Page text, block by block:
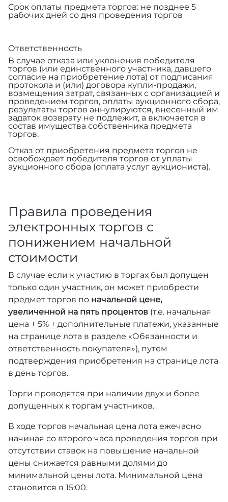
Срок оплаты предмета торгов: не позднее 5
рабочих дней со дня проведения торгов
Ответственность
В случае отказа или уклонения победителя
торгов (или единственного участника, давшего
согласие на приобретение лота) от подписания
протокола и (или) договора купли-продажи,
возмещения затрат, связанных с организацией и
проведением торгов, оплаты аукционного сбора,
результаты торгов аннулируются, внесенный им
задаток возврату не подлежит, а включается в
состав имущества собственника предмета
торгов.
Отказ от приобретения предмета торгов не
освобождает победителя торгов от уплаты
аукционного сбора (оплата услуг аукциониста).
Правила проведения
электронных торгов с
понижением начальной
стоимости
В случае если к участию в торгах был допущен
только один участник, он может приобрести
предмет торгов по начальной цене,
увеличенной на пять процентов (т.е. начальная
цена + 5% + дополнительные платежи, указанные
на странице лота в разделе «Обязанности и
ответственность покупателя»), путем
подтверждения приобретения на странице лота
в день торгов.
Торги проводятся при наличии двух и более
допущенных к торгам участников.
В ходе торгов начальная цена лота ежечасно
начиная со второго часа проведения торгов при
отсутствии ставок на повышение начальной
цены снижается равными долями до
минимальной цены лота. Минимальной цена
становится в 15:00.